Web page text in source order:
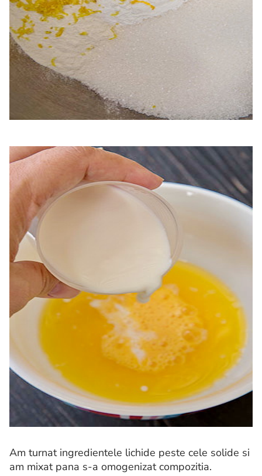
Am turnat ingredientele lichide peste cele solide si
am mixat pana s-a omogenizat compozitia.